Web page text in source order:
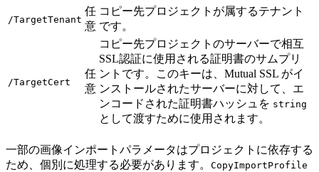
/TargetTenant
任
意
コピー先プロジェクトが属するテナント
です。
/TargetCert
任
意
コピー先プロジェクトのサーバーで相互
SSL認証に使用される証明書のサムプリ
ントです。このキーは、Mutual SSL がイ
ンストールされたサーバーに対して、エ
ンコードされた証明書ハッシュを string
として渡すために使用されます。
一部の画像インポートパラメータはプロジェクトに依存する
ため、個別に処理する必要があります。 CopyImportProfile